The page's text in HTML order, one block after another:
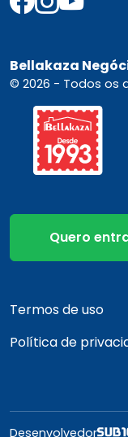
Bellakaza
© 2026 - Todos os
Quero
Termos de uso
Política de
Desenvolvedor